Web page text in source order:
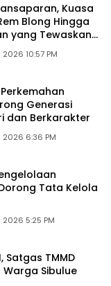
Kuasa
Blong Hingga
yang Tewaskan
10:57 PM
Generasi
dan Berkarakter
2026 6:36 PM
Tata Kelola
5:25 PM
Satgas TMMD
Warga Sibulue